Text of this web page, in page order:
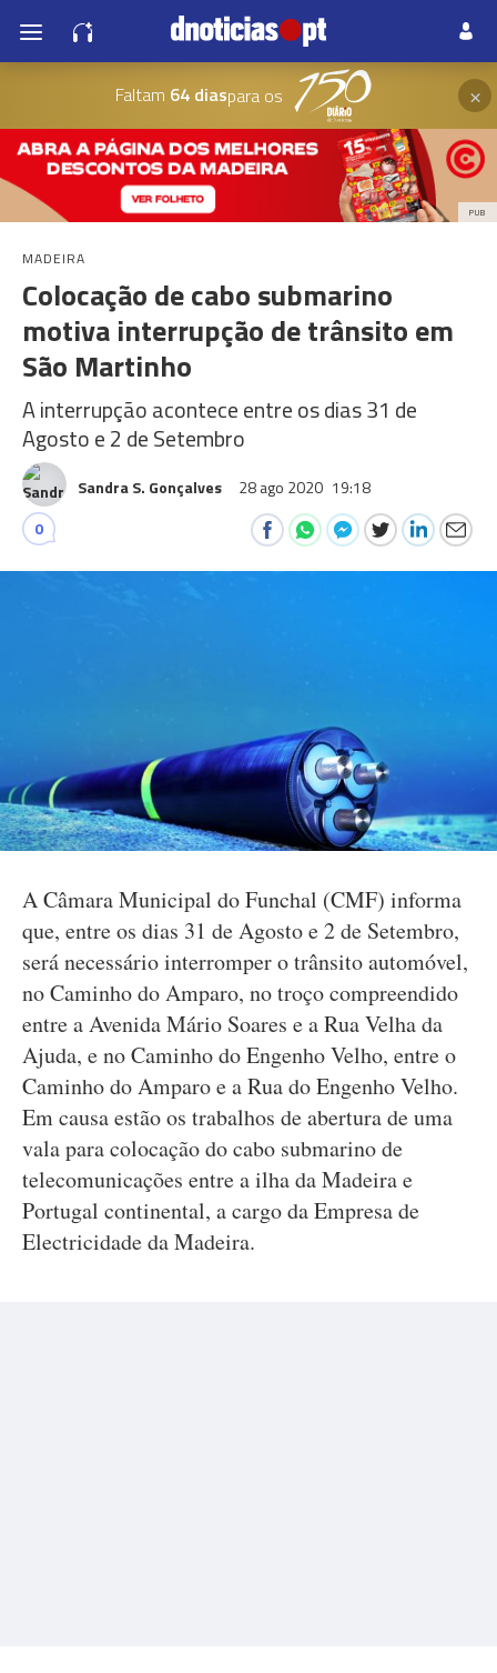
Faltam 64 diaspara os ×
PUB
MADEIRA
Colocação de cabo submarino
motiva interrupção de trânsito em
São Martinho
A interrupção acontece entre os dias 31 de
Agosto e 2 de Setembro
Sandra S. Gonçalves 28 ago 2020 19:18
0
A Câmara Municipal do Funchal (CMF) informa
que, entre os dias 31 de Agosto e 2 de Setembro,
será necessário interromper o trânsito automóvel,
no Caminho do Amparo, no troço compreendido
entre a Avenida Mário Soares e a Rua Velha da
Ajuda, e no Caminho do Engenho Velho, entre o
Caminho do Amparo e a Rua do Engenho Velho.
Em causa estão os trabalhos de abertura de uma
vala para colocação do cabo submarino de
telecomunicações entre a ilha da Madeira e
Portugal continental, a cargo da Empresa de
Electricidade da Madeira.